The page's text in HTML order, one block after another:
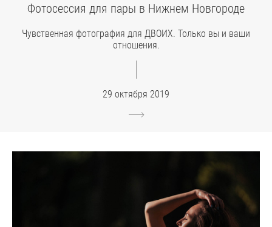
Фотосессия для пары в Нижнем Новгороде
Чувственная фотография для ДВОИХ. Только вы и ваши
отношения.
29 октября 2019